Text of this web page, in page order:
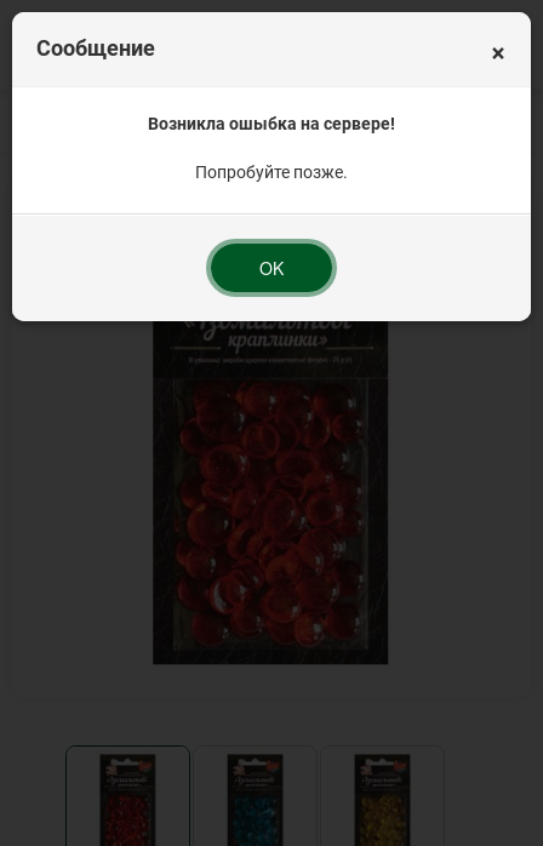
Сахарные украшения Украшения из безе Изомальтовые
×
Сообщение
Возникла ошыбка на сервере!
Попробуйте позже.
OK